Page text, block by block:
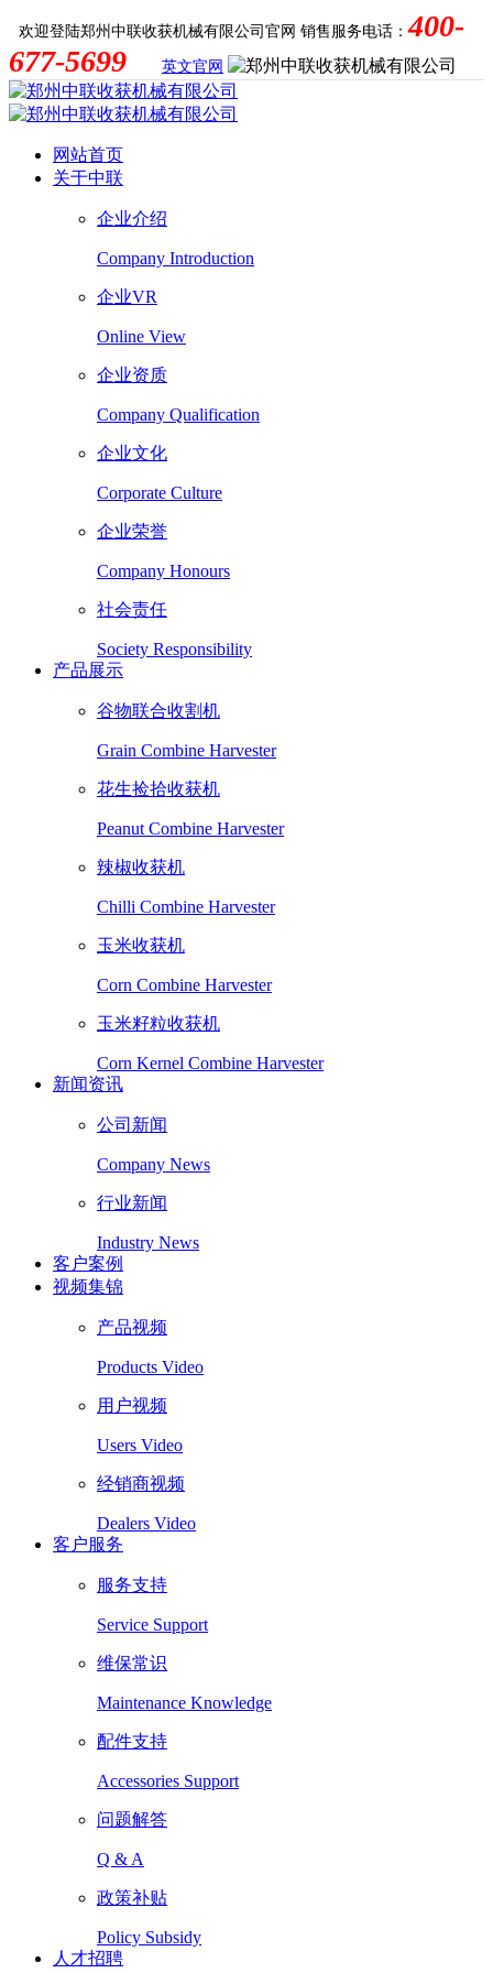
欢迎登陆郑州中联收获机械有限公司官网 销售服务电话：400-
677-5699
英文官网
网站首页
关于中联
企业介绍
Company Introduction
企业VR
Online View
企业资质
Company Qualification
企业文化
Corporate Culture
企业荣誉
Company Honours
社会责任
Society Responsibility
产品展示
谷物联合收割机
Grain Combine Harvester
花生捡拾收获机
Peanut Combine Harvester
辣椒收获机
Chilli Combine Harvester
玉米收获机
Corn Combine Harvester
玉米籽粒收获机
Corn Kernel Combine Harvester
新闻资讯
公司新闻
Company News
行业新闻
Industry News
客户案例
视频集锦
产品视频
Products Video
用户视频
Users Video
经销商视频
Dealers Video
客户服务
服务支持
Service Support
维保常识
Maintenance Knowledge
配件支持
Accessories Support
问题解答
Q & A
政策补贴
Policy Subsidy
人才招聘